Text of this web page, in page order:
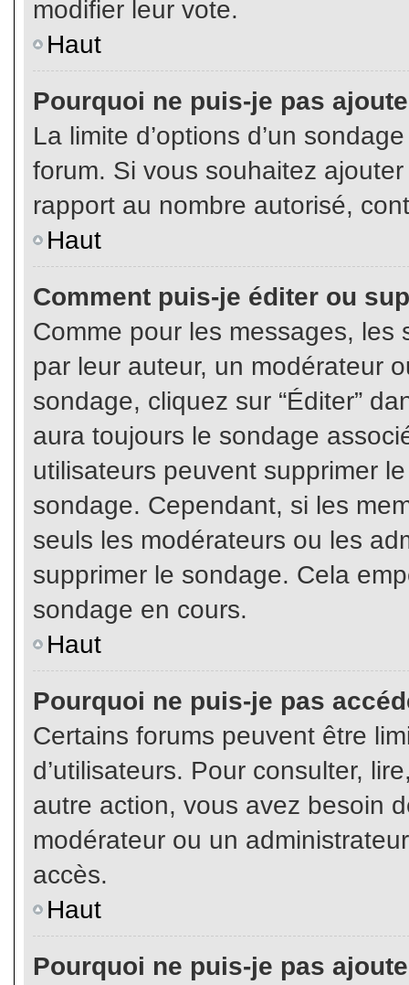
modifier leur vote.
Haut
Pourquoi ne puis-je pas
La limite d’options d’un
forum. Si vous souhaitez
rapport au nombre autorisé,
Haut
Comment puis-je éditer ou
Comme pour les messages,
par leur auteur, un modérateur
sondage, cliquez sur “Éditer”
aura toujours le sondage
utilisateurs peuvent supprimer
sondage. Cependant, si les
seuls les modérateurs ou les
supprimer le sondage. Cela
sondage en cours.
Haut
Pourquoi ne puis-je pas
Certains forums peuvent être
d’utilisateurs. Pour consulter,
autre action, vous avez besoin
modérateur ou un
accès.
Haut
Pourquoi ne puis-je pas